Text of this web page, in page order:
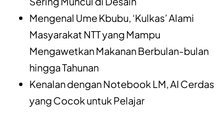
Mengenal Ume Kbubu, ‘Kulkas’ Alami
Masyarakat NTT yang Mampu
Mengawetkan Makanan Berbulan-bulan
hingga Tahunan
Kenalan dengan Notebook LM, AI Cerdas
yang Cocok untuk Pelajar